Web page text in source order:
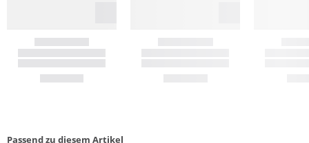
Passend zu diesem Artikel